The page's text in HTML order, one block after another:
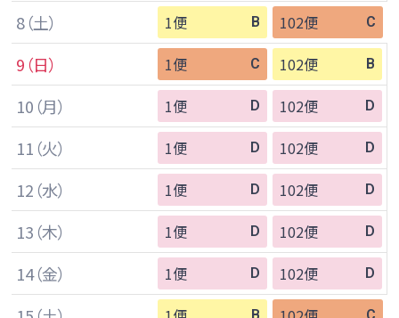
8（土） 1便 B 102便 C
9（日） 1便 C 102便 B
10 （月） 1便 D 102便 D
11 （火） 1便 D 102便 D
12 （水） 1便 D 102便 D
13 （木） 1便 D 102便 D
14（金） 1便 D 102便 D